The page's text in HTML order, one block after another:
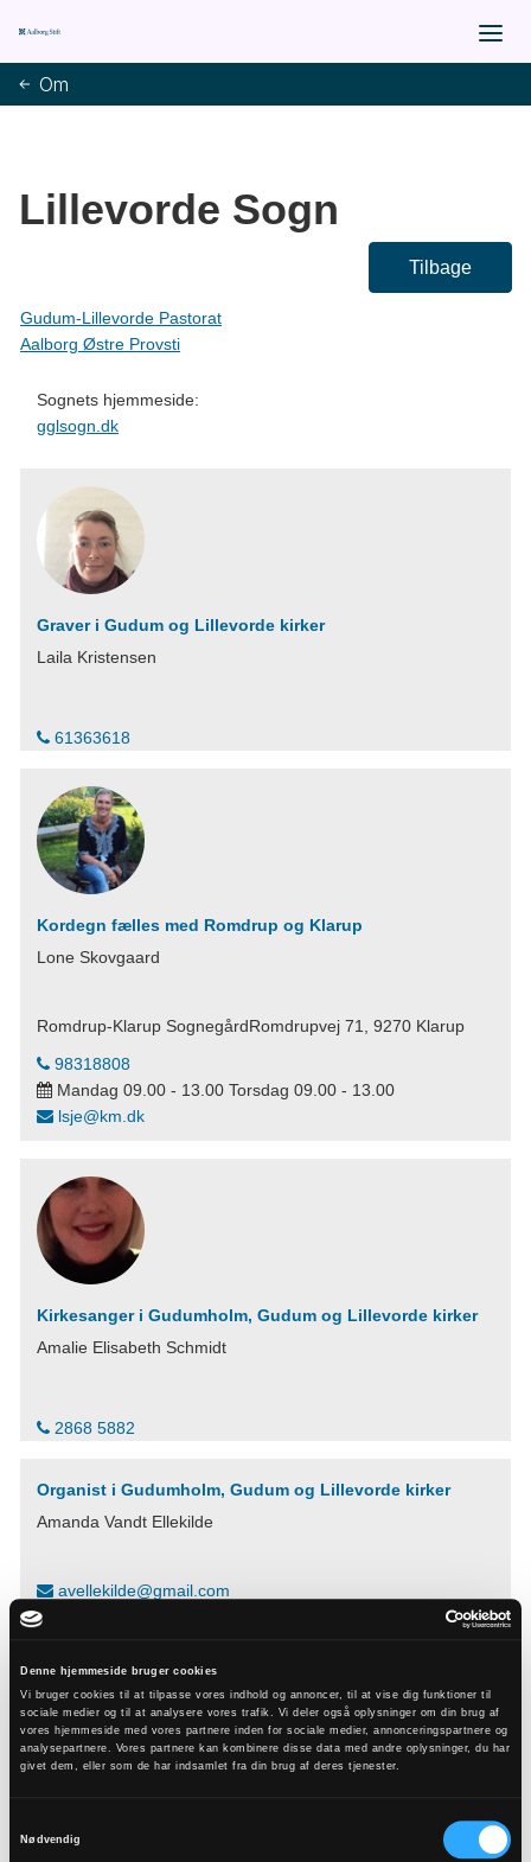
Denne hjemmeside bruger cookies
Vi bruger cookies til at tilpasse vores indhold og annoncer, til at vise dig funktioner til
sociale medier og til at analysere vores trafik. Vi deler også oplysninger om din brug af
vores hjemmeside med vores partnere inden for sociale medier, annonceringspartnere og
analysepartnere. Vores partnere kan kombinere disse data med andre oplysninger, du har
givet dem, eller som de har indsamlet fra din brug af deres tjenester.
Nødvendig
Om
Lillevorde Sogn
Tilbage
Gudum-Lillevorde Pastorat
Aalborg Østre Provsti
Sognets hjemmeside:
gglsogn.dk
Graver i Gudum og Lillevorde kirker
Laila Kristensen
61363618
Kordegn fælles med Romdrup og Klarup
Lone Skovgaard
Romdrup-Klarup SognegårdRomdrupvej 71, 9270 Klarup
98318808
Mandag 09.00 - 13.00 Torsdag 09.00 - 13.00
lsje@km.dk
Kirkesanger i Gudumholm, Gudum og Lillevorde kirker
Amalie Elisabeth Schmidt
2868 5882
Organist i Gudumholm, Gudum og Lillevorde kirker
Amanda Vandt Ellekilde
avellekilde@gmail.com